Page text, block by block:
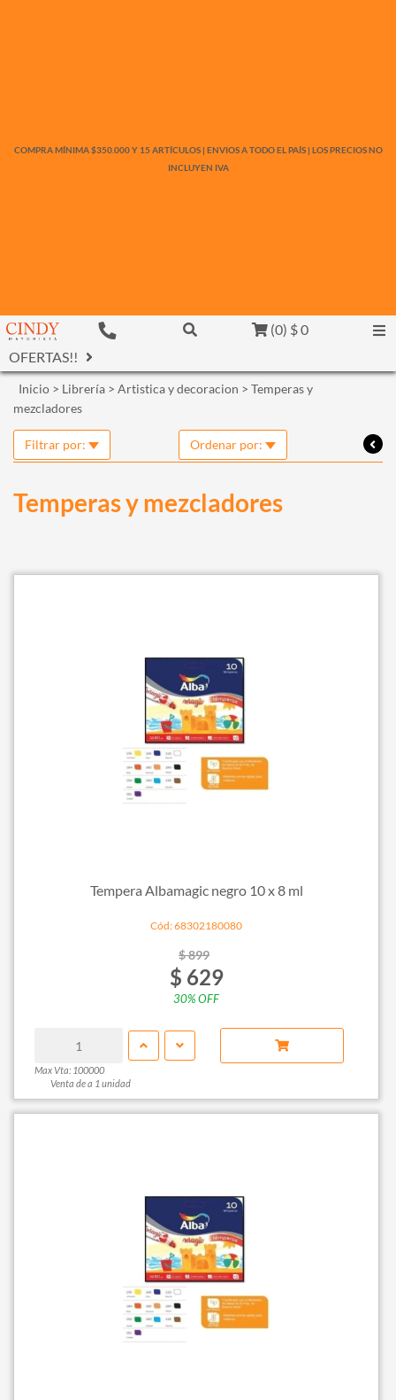
COMPRA MÍNIMA $350.000 Y 15 ARTÍCULOS | ENVIOS A TODO EL PAÍS | LOS PRECIOS NO
INCLUYEN IVA
(0) $ 0
OFERTAS!!
Inicio > Librería > Artistica y decoracion > Temperas y
mezcladores
Filtrar por: Ordenar por:
Temperas y mezcladores
Tempera Albamagic negro 10 x 8 ml
Cód: 68302180080
$ 899
$ 629
30% OFF
Max Vta: 100000
Venta de a 1 unidad